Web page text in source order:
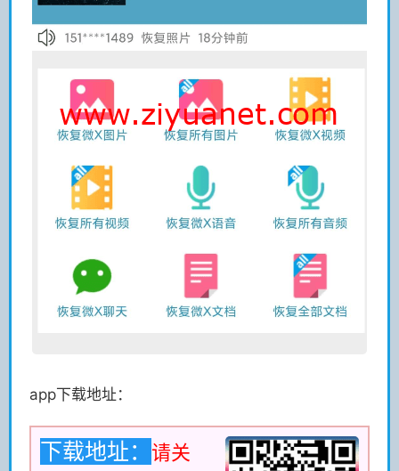
app下载地址：
下载地址：
请关